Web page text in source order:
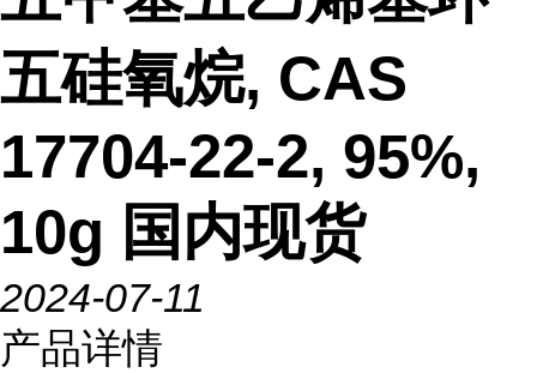
五硅氧烷, CAS
17704-22-2, 95%,
10g 国内现货
2024-07-11
产品详情